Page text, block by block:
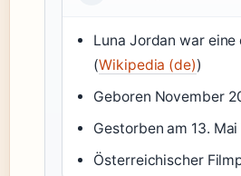
Luna Jordan war
(Wikipedia (de))
Geboren November
Gestorben am 13.
Österreichischer